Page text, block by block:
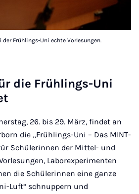
der Frühlings-Uni echte Vorlesungen.
die Früh­lings-Uni
26. bis 29. März, findet an
die „Frühlings-Uni – Das MINT-
Schülerinnen der Mittel- und
Laborexperimenten
die Schülerinnen eine ganze
Luft“ schnuppern und